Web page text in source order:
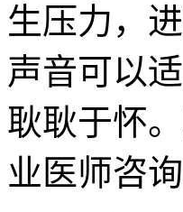
生压力，
声音可以
耿耿于怀
业医师咨询